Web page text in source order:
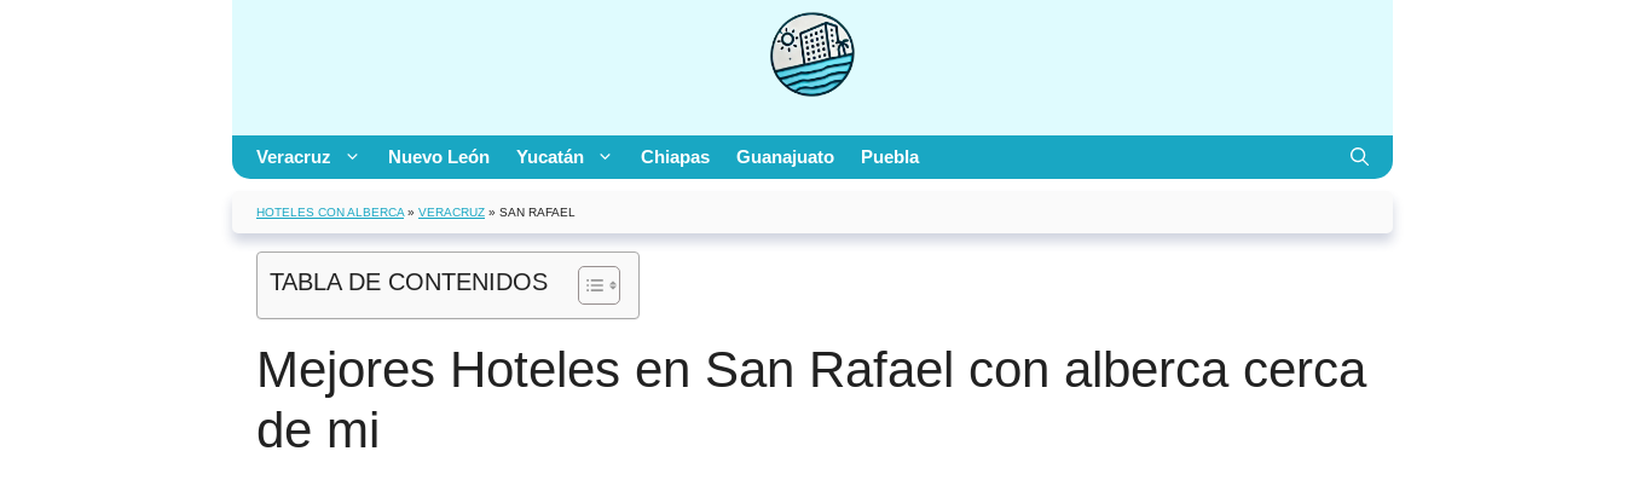
Veracruz Nuevo León Yucatán Chiapas Guanajuato Puebla
HOTELES CON ALBERCA » VERACRUZ » SAN RAFAEL
TABLA DE CONTENIDOS
Mejores Hoteles en San Rafael con alberca cerca
de mi